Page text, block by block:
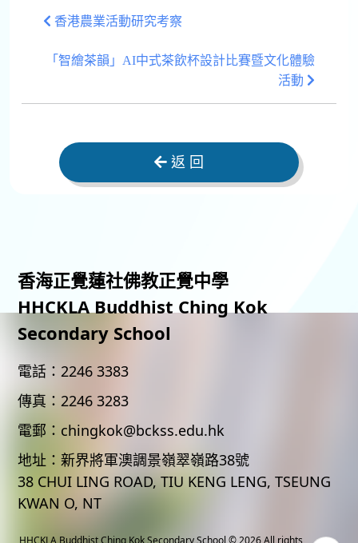
香港農業活動研究考察
「智繪茶韻」AI中式茶飲杯設計比賽暨文化體驗
活動
返 回
香海正覺蓮社佛教正覺中學
HHCKLA Buddhist Ching Kok
Secondary School
電話： 2246 3383
傳真： 2246 3283
電郵： chingkok@bckss.edu.hk
地址： 新界將軍澳調景嶺翠嶺路38號
38 CHUI LING ROAD, TIU KENG LENG, TSEUNG
KWAN O, NT
HHCKLA Buddhist Ching Kok Secondary School © 2026 All rights